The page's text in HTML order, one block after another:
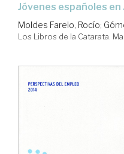
jóvenes españoles en
Moldes Farelo, Rocío;
Los Libros de la Catarata.